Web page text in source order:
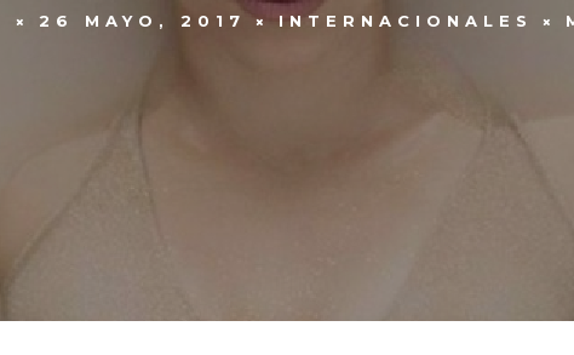
26 MAYO, 2017 INTERNACIONALES